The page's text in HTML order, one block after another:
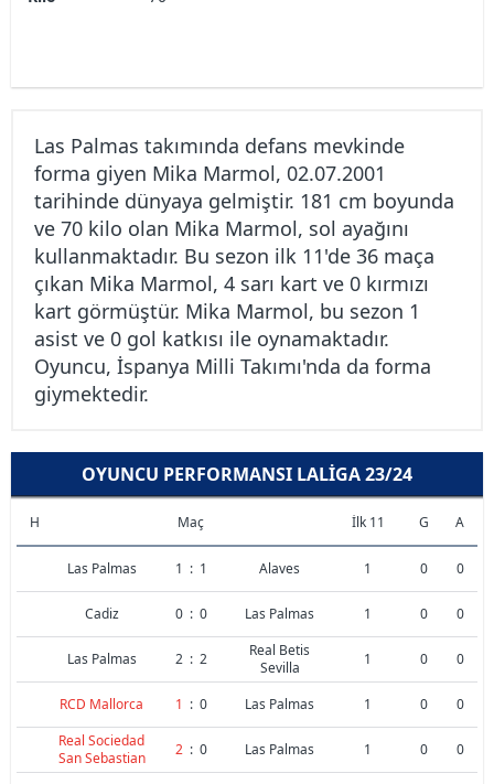
Las Palmas takımında defans mevkinde
forma giyen Mika Marmol, 02.07.2001
tarihinde dünyaya gelmiştir. 181 cm boyunda
ve 70 kilo olan Mika Marmol, sol ayağını
kullanmaktadır. Bu sezon ilk 11'de 36 maça
çıkan Mika Marmol, 4 sarı kart ve 0 kırmızı
kart görmüştür. Mika Marmol, bu sezon 1
asist ve 0 gol katkısı ile oynamaktadır.
Oyuncu, İspanya Milli Takımı'nda da forma
giymektedir.
OYUNCU PERFORMANSI LALIGA 23/24
H Maç İlk 11 G A
Las Palmas 1 : 1 Alaves 1 0 0
Cadiz 0 : 0 Las Palmas 1 0 0
Las Palmas 2 : 2
Real Betis
Sevilla
1 0 0
RCD Mallorca 1 : 0 Las Palmas 1 0
0
Real Sociedad
San Sebastian
2 : 0 Las Palmas 1 0 0